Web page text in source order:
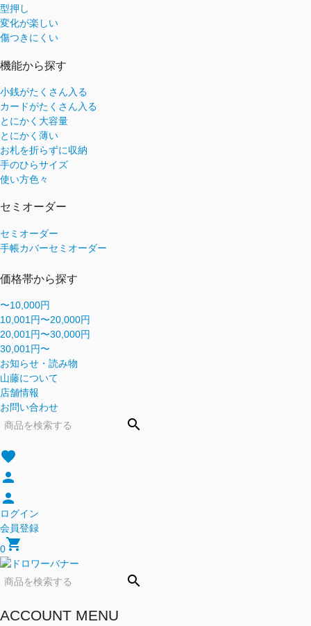
型押し
変化が楽しい
傷つきにくい
機能から探す
小銭がたくさん入る
カードがたくさん入る
とにかく大容量
とにかく薄い
お札を折らずに収納
手のひらサイズ
使い方色々
セミオーダー
セミオーダー
手帳カバーセミオーダー
価格帯から探す
〜10,000円
10,001円〜20,000円
20,001円〜30,000円
30,001円〜
お知らせ・読み物
山藤について
店舗情報
お問い合わせ
search
favorite
person
person
ログイン
会員登録
0shopping_cart
search
ACCOUNT MENU